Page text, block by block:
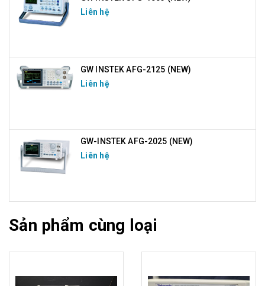
Liên hệ
GW INSTEK AFG-2125 (NEW)
Liên hệ
GW-INSTEK AFG-2025 (NEW)
Liên hệ
Sản phẩm cùng loại